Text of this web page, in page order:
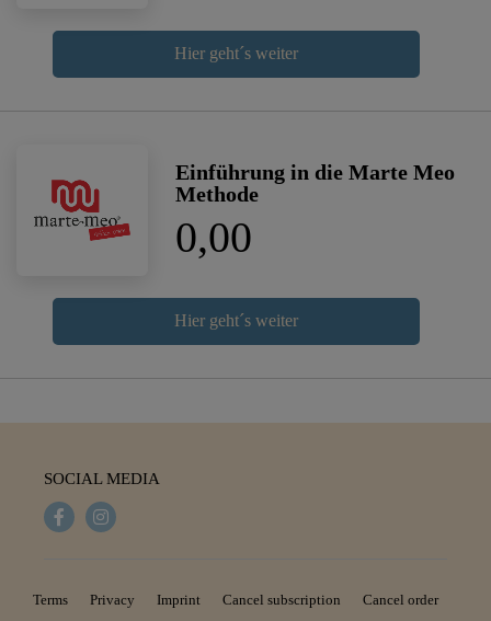
Hier geht´s weiter
Einführung in die Marte Meo
Methode
0,00
Hier geht´s weiter
SOCIAL MEDIA
Terms Privacy Imprint Cancel subscription Cancel order